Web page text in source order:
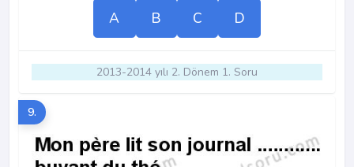
A B C D
2013-2014 yılı 2. Dönem 1. Soru
9.